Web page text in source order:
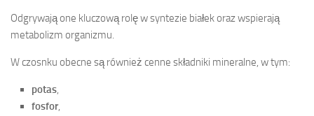
Odgrywają one kluczową rolę w syntezie białek oraz wspierają
metabolizm organizmu.
W czosnku obecne są również cenne składniki mineralne, w tym:
potas,
fosfor,